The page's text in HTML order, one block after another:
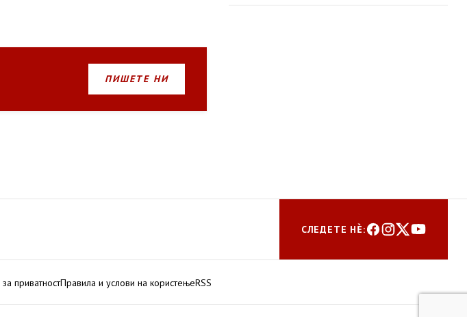
ПИШЕТЕ НИ
СЛЕДЕТЕ НЀ:
приватностПравила и услови на користењеRSS